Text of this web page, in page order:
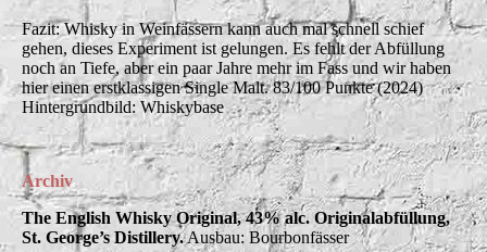
Fazit: Whisky in Weinfässern kann auch mal schnell schief
gehen, dieses Experiment ist gelungen. Es fehlt der Abfüllung
noch an Tiefe, aber ein paar Jahre mehr im Fass und wir haben
hier einen erstklassigen Single Malt. 83/100 Punkte (2024)
Hintergrundbild: Whiskybase
Archiv
The English Whisky Original, 43% alc. Originalabfüllung,
St. George’s Distillery.Ausbau: Bourbonfässer